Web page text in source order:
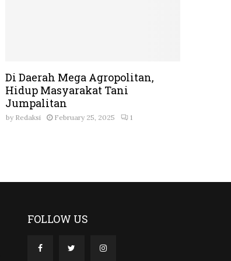
Di Daerah Mega Agropolitan,
Hidup Masyarakat Tani
Jumpalitan
by Redaksi February 25, 2025 1
FOLLOW US